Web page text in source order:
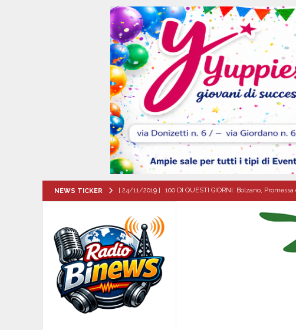
NEWS TICKER [ 24/11/2019 ] 100 DI QUESTI GIORNI. Bolzano,
[ 07/08/2026 ] Mugnano del Cardinale, il cammino
ATTUALITA'
[ 07/08/2026 ] Forza Italia apre la stagione del
sfide ATTUALITA'
[ 07/08/2026 ]